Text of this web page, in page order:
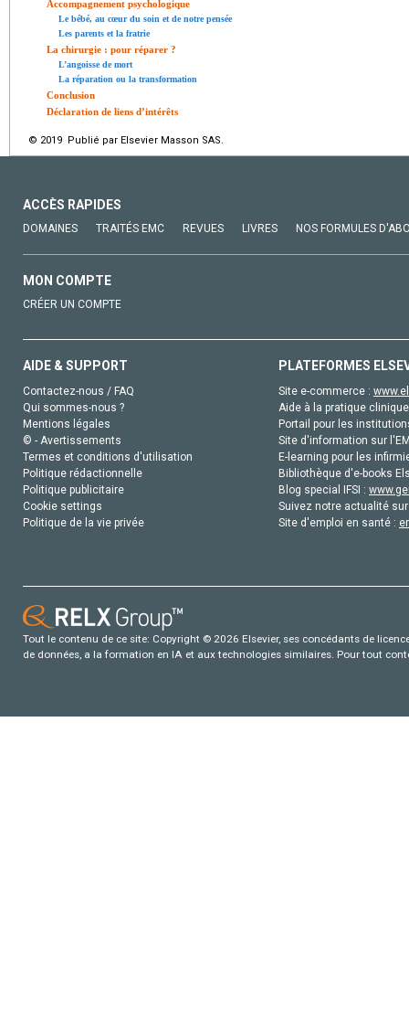
Accompagnement psychologique
Le bébé, au cœur du soin et de notre pensée
Les parents et la fratrie
La chirurgie : pour réparer ?
L’angoisse de mort
La réparation ou la transformation
Conclusion
Déclaration de liens d’intérêts
© 2019 Publié par Elsevier Masson SAS.
ACCÈS RAPIDES
DOMAINES TRAITÉS EMC REVUES LIVRES NOS FORMULES
MON COMPTE
CRÉER UN COMPTE
AIDE & SUPPORT
Contactez-nous / FAQ
Qui sommes-nous ?
Mentions légales
© - Avertissements
Termes et conditions d'utilisation
Politique rédactionnelle
Politique publicitaire
Cookie settings
Politique de la vie privée
PLATEFORMES
Site e-commerce :
Aide à la pratique
Portail pour les
Site d'information sur
E-learning pour les
Bibliothèque d'e-books
Blog special IFSI :
Suivez notre actualité
Site d'emploi en santé :
Tout le contenu de ce site: Copyright © 2026 Elsevier, ses concédants de
de données, a la formation en IA et aux technologies similaires. Pour tout